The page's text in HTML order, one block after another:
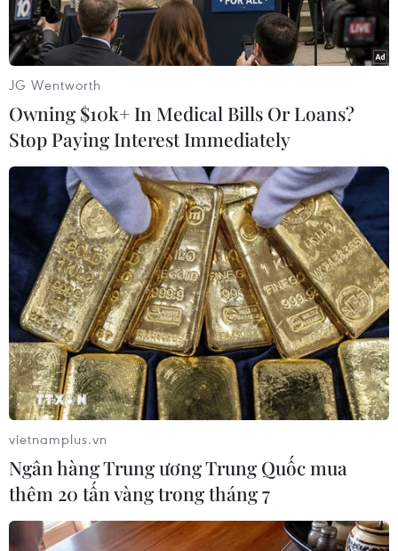
Chợ Đình Cả như sợi dây tình cảm, kết nối cư dân. (Ảnh: Minh
Quyết/TTXVN)
JG Wentworth
Owning $10k+ In Medical Bills Or Loans?
Stop Paying Interest Immediately
vietnamplus.vn
Ngân hàng Trung ương Trung Quốc mua
thêm 20 tấn vàng trong tháng 7